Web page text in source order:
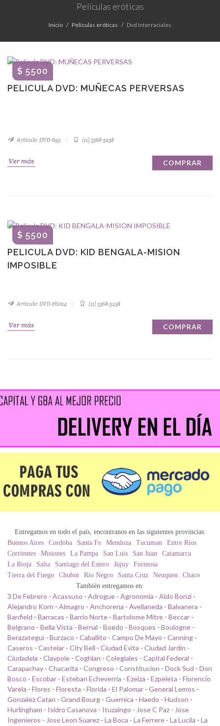
Películas eróticas
Inicio Películas eróticas Dvd Interraciales
PELICULA DVD: MUÑECAS PERVERSAS
$ 5500
Artículo: DVD-695 (11) 5368-5238
Ver más COMPRAR
PELICULA DVD: KID BENGALA-MISION
IMPOSIBLE
$ 5500
Artículo: DVD-HS014 (11) 5368-5238
Ver más COMPRAR
Entregamos en todo el país, encontranos en las siguientes provincias:
Buenos Aires
Cordoba Santa Fe Mendoza Tucuman
Entre Rios
Corrientes
Misiones La Pampa San Luis San Juan
Catamarca
La Rioja
Salta Santiago del Estero Jujuy
Formosa
Tierra del Fuego
Chubut Rio Negro Santa Cruz Neuquen
Chaco
También entregamos en:
3 De Febrero - Acassuso - Adrogue - Agronomia - Aldo Bonzi -
Alejandro Korn - Almagro - Anchorena - Avellaneda - Balvanera -
Banfield - Barracas - Barrio Norte - Bartolome Mitre - Beccar -
Belgrano - Bella Vista - Bernal - Boedo - Bosques - Boulogne -
Berazategui - Burzaco - Caballito - Campo De Mayo - Canning -
Caseros - Castelar - City Bell - Ciudad Evita - Ciudad Jardin -
Ciudadela - Claypole - Coghlan - Colegiales - Capital Federal -
Carapachay - Chacarita - Congreso - Constitucion - Dock Sud - Don
Bosco - Escobar - Esteban Echeverria - Ezeiza - Ezpeleta - Florencio
Varela - Flores - Floresta - Florida - El Palomar - General Lemos -
Gonzalez Catan - Grand Bourg - Guernica - Haedo - Hudson -
Hurlingham - Isidro Casanova - Ituzaingo - Jose C Paz - Jose
Ingenieros - Jose Leon Suarez - La Boca - La Ferrere - La Lucila - La